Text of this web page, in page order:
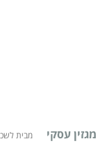
מגזין עסקי מבית